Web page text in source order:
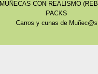
MUÑECAS CON REALISMO
PACKS
Carros y cunas de Muñec@s